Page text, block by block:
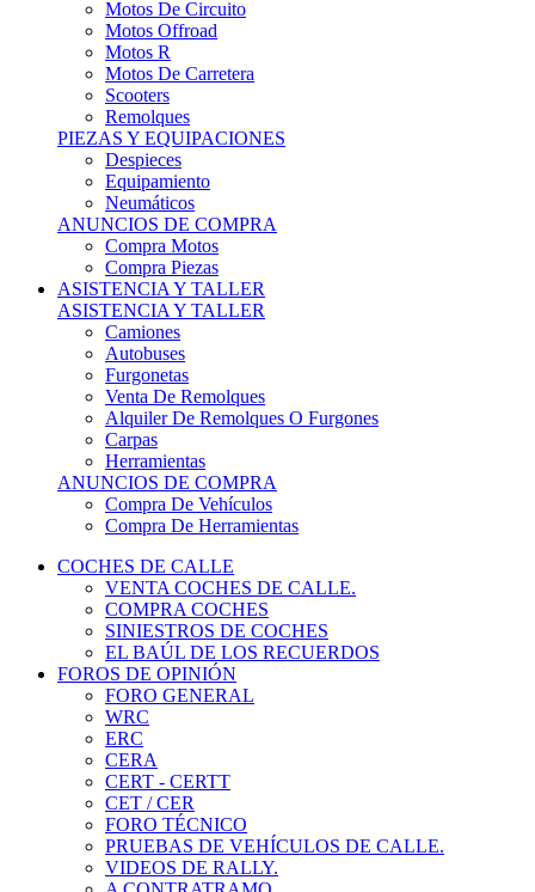
Motos R
Motos De Carretera
Scooters
Remolques
PIEZAS Y EQUIPACIONES
Despieces
Equipamiento
Neumáticos
ANUNCIOS DE COMPRA
Compra Motos
Compra Piezas
ASISTENCIA Y TALLER
ASISTENCIA Y TALLER
Camiones
Autobuses
Furgonetas
Venta De Remolques
Alquiler De Remolques O Furgones
Carpas
Herramientas
ANUNCIOS DE COMPRA
Compra De Vehículos
Compra De Herramientas
COCHES DE CALLE
VENTA COCHES DE CALLE.
COMPRA COCHES
SINIESTROS DE COCHES
EL BAÚL DE LOS RECUERDOS
FOROS DE OPINIÓN
FORO GENERAL
WRC
ERC
CERA
CERT - CERTT
CET / CER
FORO TÉCNICO
PRUEBAS DE VEHÍCULOS DE CALLE.
VIDEOS DE RALLY.
A CONTRATRAMO
TIENDA ONLINE